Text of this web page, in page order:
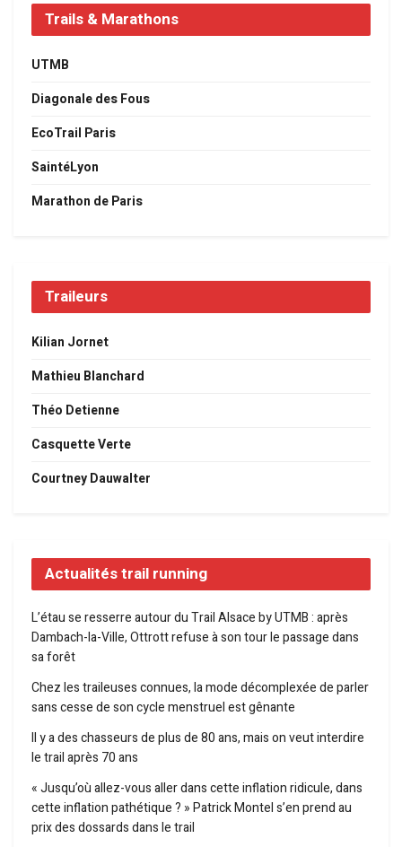
Trails & Marathons
UTMB
Diagonale des Fous
EcoTrail Paris
SaintéLyon
Marathon de Paris
Traileurs
Kilian Jornet
Mathieu Blanchard
Théo Detienne
Casquette Verte
Courtney Dauwalter
Actualités trail running
L’étau se resserre autour du Trail Alsace by UTMB : après
Dambach-la-Ville, Ottrott refuse à son tour le passage dans
sa forêt
Chez les traileuses connues, la mode décomplexée de parler
sans cesse de son cycle menstruel est gênante
Il y a des chasseurs de plus de 80 ans, mais on veut interdire
le trail après 70 ans
« Jusqu’où allez-vous aller dans cette inflation ridicule, dans
cette inflation pathétique ? » Patrick Montel s’en prend au
prix des dossards dans le trail